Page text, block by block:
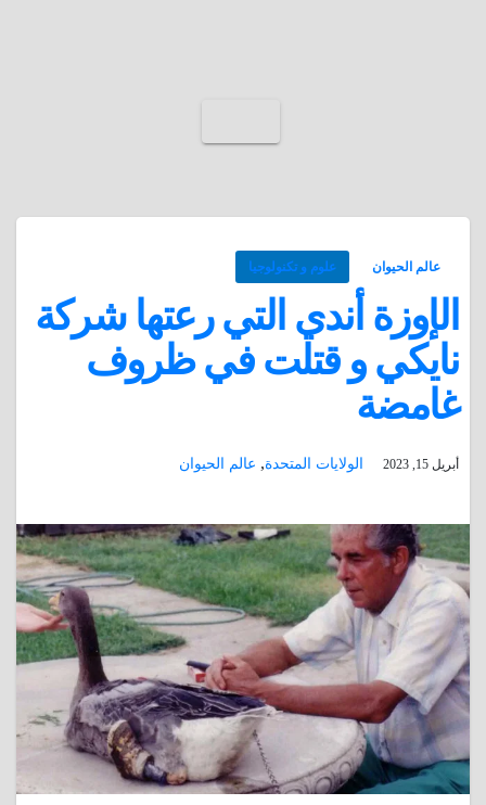
عالم الحيوان علوم و تكنولوجيا
الإوزة أندي التي رعتها شركة
نايكي و قتلت في ظروف
غامضة
أبريل 15, 2023 الولايات المتحدة, عالم الحيوان